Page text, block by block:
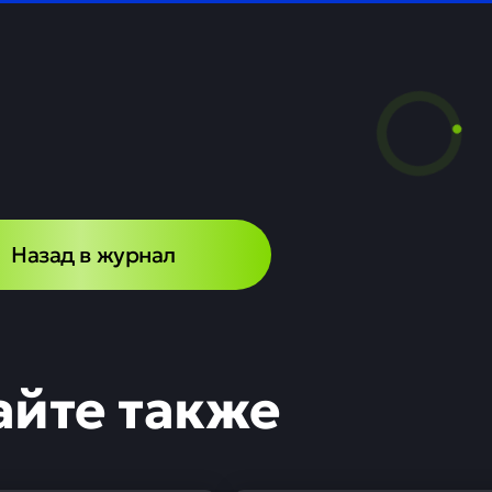
по страхованию вкладов.